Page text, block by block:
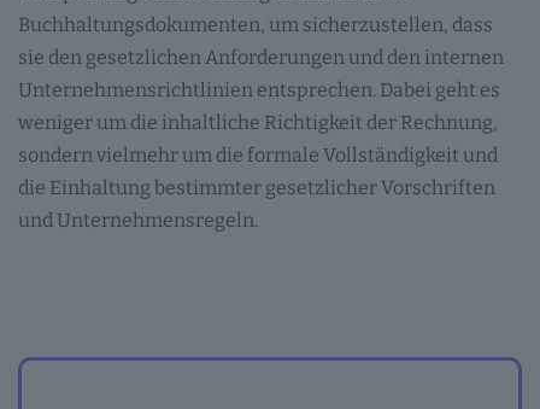
Buchhaltungsdokumenten, um sicherzustellen, dass
sie den gesetzlichen Anforderungen und den internen
Unternehmensrichtlinien entsprechen. Dabei geht es
weniger um die inhaltliche Richtigkeit der Rechnung,
sondern vielmehr um die formale Vollständigkeit und
die Einhaltung bestimmter gesetzlicher Vorschriften
und Unternehmensregeln.